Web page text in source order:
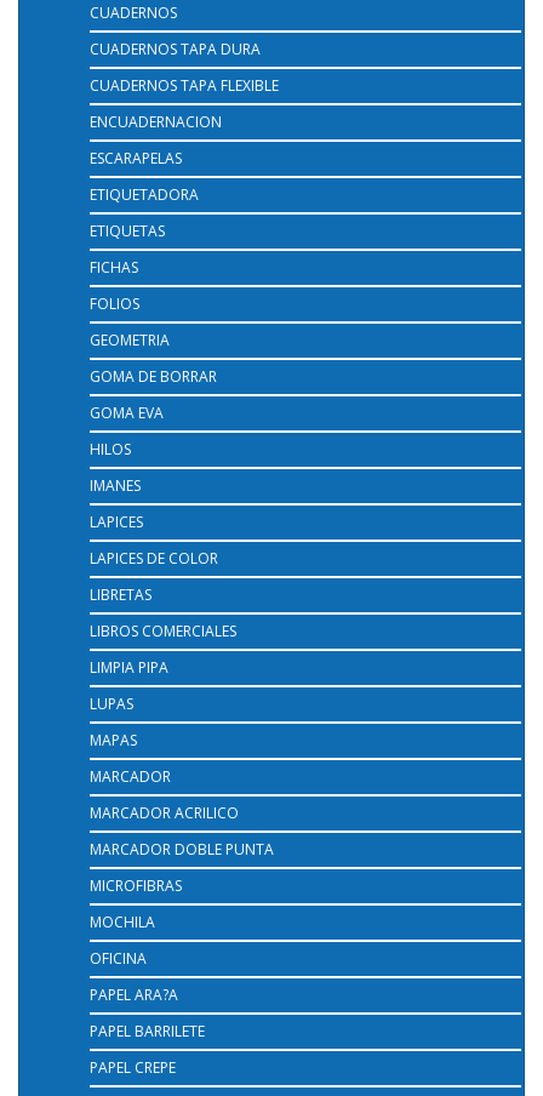
CUADERNOS
CUADERNOS TAPA DURA
CUADERNOS TAPA FLEXIBLE
ENCUADERNACION
ESCARAPELAS
ETIQUETADORA
ETIQUETAS
FICHAS
FOLIOS
GEOMETRIA
GOMA DE BORRAR
GOMA EVA
HILOS
IMANES
LAPICES
LAPICES DE COLOR
LIBRETAS
LIBROS COMERCIALES
LIMPIA PIPA
LUPAS
MAPAS
MARCADOR
MARCADOR ACRILICO
MARCADOR DOBLE PUNTA
MICROFIBRAS
MOCHILA
OFICINA
PAPEL ARA?A
PAPEL BARRILETE
PAPEL CREPE